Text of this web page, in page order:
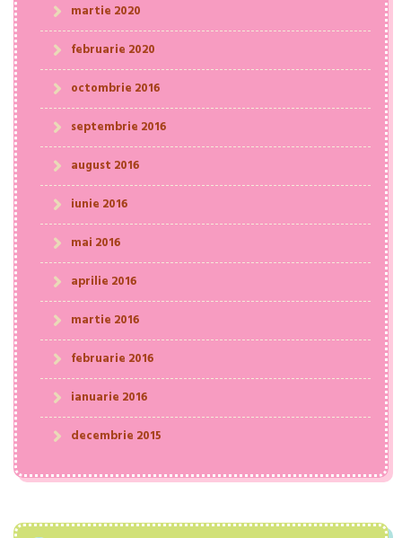
martie 2020
februarie 2020
octombrie 2016
septembrie 2016
august 2016
iunie 2016
mai 2016
aprilie 2016
martie 2016
februarie 2016
ianuarie 2016
decembrie 2015